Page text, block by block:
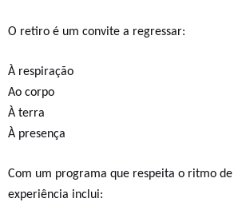
O retiro é um convite a regressar:
À respiração
Ao corpo
À terra
À presença
Com um programa que respeita o ritmo de
experiência inclui: